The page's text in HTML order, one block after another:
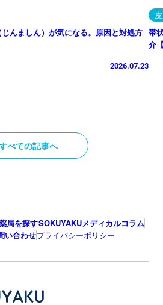
んましん）が気になる。原因と対処方
2026.07.23
帯
介
べての記事へ
局を探すSOKUYAKUメディカルコラム
い合わせプライバシーポリシー